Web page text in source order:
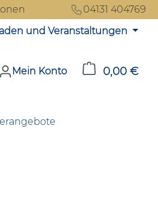
04131 404769
und Veranstaltungen
0 Produkte auf dem
Mein Konto 0,00 €